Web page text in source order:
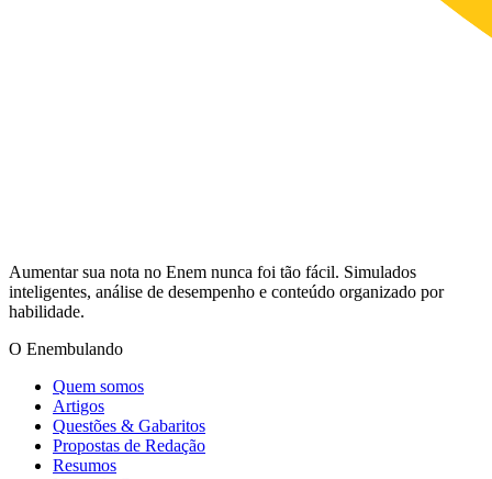
Aumentar sua nota no Enem nunca foi tão fácil. Simulados
inteligentes, análise de desempenho e conteúdo organizado por
habilidade.
O Enembulando
Quem somos
Artigos
Questões & Gabaritos
Propostas de Redação
Resumos